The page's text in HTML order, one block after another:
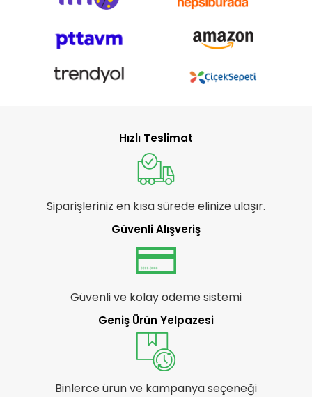
Hızlı Teslimat
Siparişleriniz en kısa sürede elinize ulaşır.
Güvenli Alışveriş
Güvenli ve kolay ödeme sistemi
Geniş Ürün Yelpazesi
Binlerce ürün ve kampanya seçeneği